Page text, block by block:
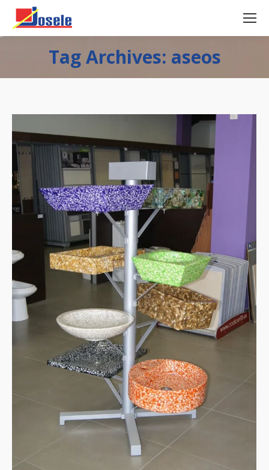
Tag Archives: aseos